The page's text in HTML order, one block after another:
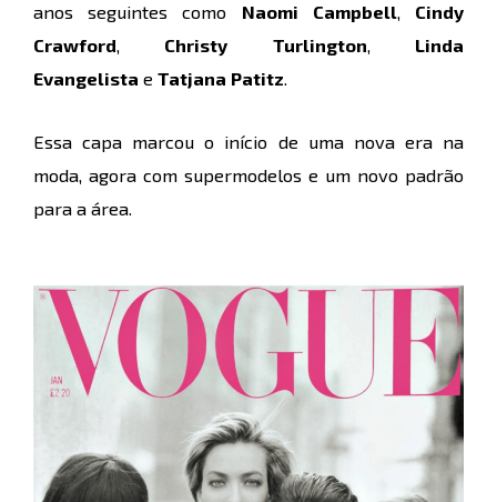
anos seguintes como Naomi Campbell, Cindy
Crawford, Christy Turlington, Linda
Evangelista e Tatjana Patitz.
Essa capa marcou o início de uma nova era na
moda, agora com supermodelos e um novo padrão
para a área.